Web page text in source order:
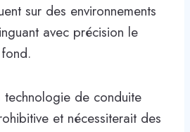
sur des environnements
avec précision le
technologie de conduite
et nécessiterait des